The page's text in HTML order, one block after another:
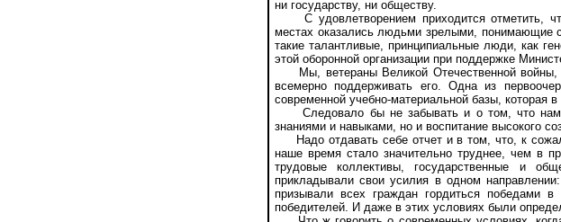
ни государству, ни обществу.
С удовлетворением приходится отметить,
местах оказались людьми зрелыми, понимающие
такие талантливые, принципиальные люди, как
этой оборонной организации при поддержке
Мы, ветераны Великой Отечественной войны,
всемерно поддерживать его. Одна из
современной учебно-материальной базы, которая
Следовало бы не забывать и о том, что нам
знаниями и навыками, но и воспитание высокого
Надо отдавать себе отчет и в том, что, к
наше время стало значительно труднее, чем в
трудовые коллективы, государственные и
прикладывали свои усилия в одном
призывали всех граждан гордиться победами
победителей. И даже в этих условиях были